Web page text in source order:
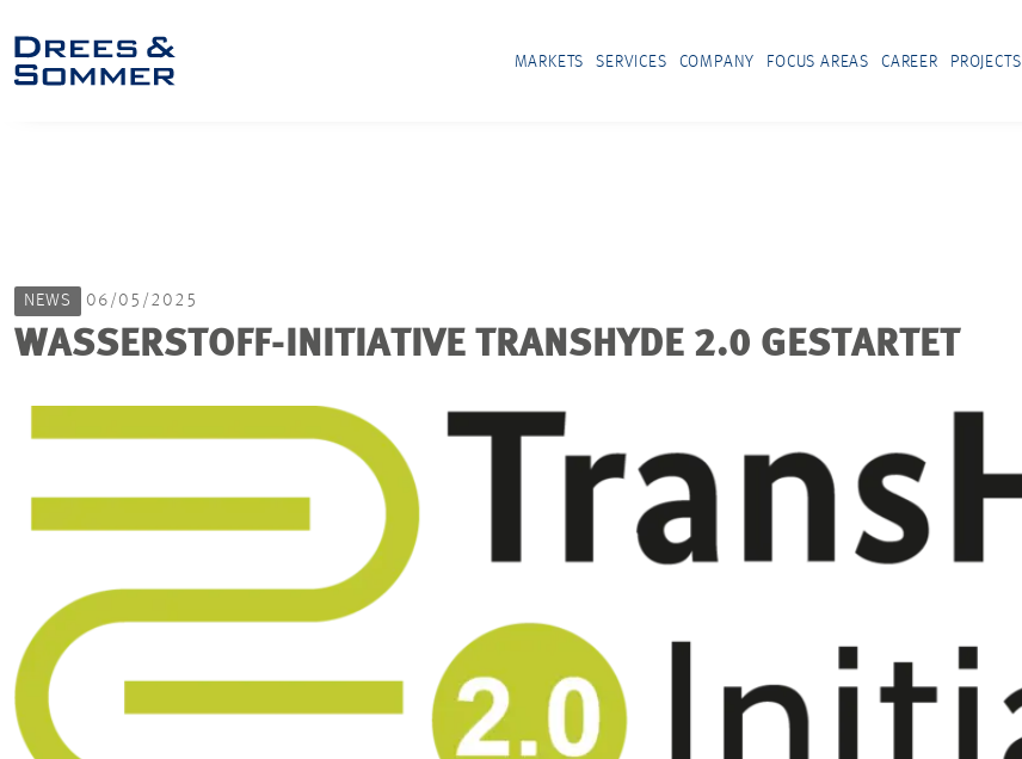
MARKETS SERVICES COMPANY FOCUS AREAS CAREER PROJECTS
NEWS 06/05/2025
WASSERSTOFF-INITIATIVE TRANSHYDE 2.0 GESTARTET